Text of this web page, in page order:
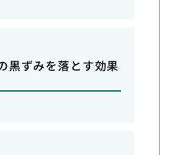
黒ずみを落とす効果